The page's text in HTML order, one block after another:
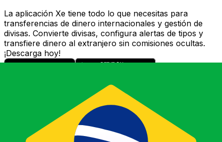
La aplicación Xe tiene todo lo que necesitas para
transferencias de dinero internacionales y gestión de
divisas. Convierte divisas, configura alertas de tipos y
transfiere dinero al extranjero sin comisiones ocultas.
¡Descarga hoy!